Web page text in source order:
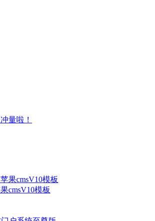
cmsV10模板